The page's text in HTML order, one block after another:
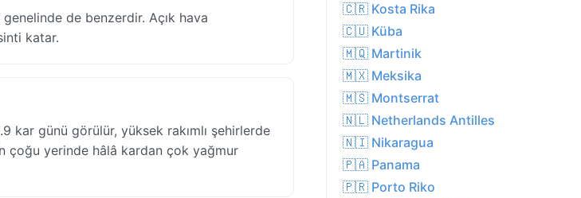
de benzerdir. Açık hava
katar.
kar günü görülür, yüksek rakımlı şehirlerde
çoğu yerinde hâlâ kardan çok yağmur
🇨🇷 Kosta Rika
🇨🇺 Küba
🇲🇶 Martinik
🇲🇽 Meksika
🇲🇸 Montserrat
🇳🇱 Netherlands Antilles
🇳🇮 Nikaragua
🇵🇦 Panama
🇵🇷 Porto Riko